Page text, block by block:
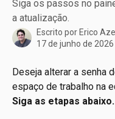
Siga os passos no
a atualização.
Escrito por Erico
17 de junho de 2026
Deseja alterar a senha
espaço de trabalho na
Siga as etapas abaixo.